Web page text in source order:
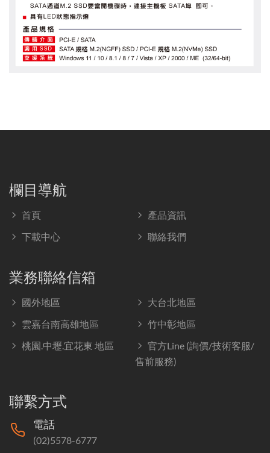
欄目導航
首頁
產品資訊
下載中心
聯絡我們
業務聯絡信箱
國外地區
大台北地區
雲嘉台南高雄地區
竹中彰地區
桃園.中壢.宜花東 地區
官方Line (詢價/技術客服/
售前服務)
聯繫方式
電話
(02)5578-6777